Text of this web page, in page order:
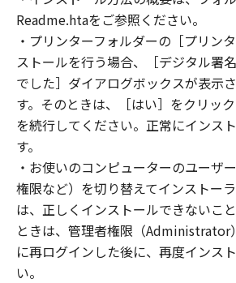
copyright notice of Canon or its
contained in the Software,
thereof.
4. OWNERSHIP
Canon and its licensors retain
the title, ownership and
rights in and to the Software.
express or implied, is hereby
granted by Canon to you for
property of Canon and its
5. EXPORT RESTRICTION
You agree to comply with all
restrictions and regulations of
Readme.htaをご参照ください。
・プリンターフォルダーの［プリン
ストールを行う場合、［デジタル署
でした］ダイアログボックスが表示
す。そのときは、［はい］をクリッ
を続行してください。正常にインス
す。
・お使いのコンピューターのユーザ
権限など）を切り替えてインストー
は、正しくインストールできないこ
ときは、管理者権限（Administrator
に再ログインした後に、再度インス
い。